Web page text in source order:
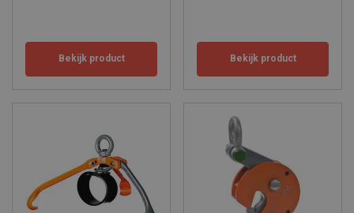
Bekijk product Bekijk product